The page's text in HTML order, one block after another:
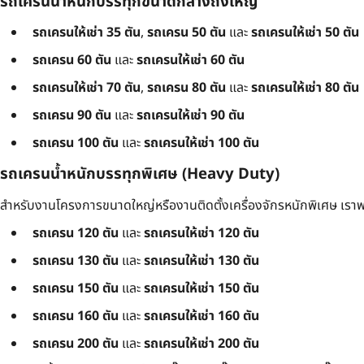
รถเครนให้เช่า 35 ตัน, รถเครน 50 ตัน และรถเครนให้เช่า 50 ตัน
รถเครน 60 ตัน และรถเครนให้เช่า 60 ตัน
รถเครนให้เช่า 70 ตัน, รถเครน 80 ตัน และรถเครนให้เช่า 80 ตัน
รถเครน 90 ตัน และรถเครนให้เช่า 90 ตัน
รถเครน 100 ตัน และรถเครนให้เช่า 100 ตัน
รถเครนน้ำหนักบรรทุกพิเศษ (Heavy Duty)
สำหรับงานโครงการขนาดใหญ่หรืองานติดตั้งเครื่องจักรหนักพิเศษ เรา
รถเครน 120 ตัน และรถเครนให้เช่า 120 ตัน
รถเครน 130 ตัน และรถเครนให้เช่า 130 ตัน
รถเครน 150 ตัน และรถเครนให้เช่า 150 ตัน
รถเครน 160 ตัน และรถเครนให้เช่า 160 ตัน
รถเครน 200 ตัน และรถเครนให้เช่า 200 ตัน